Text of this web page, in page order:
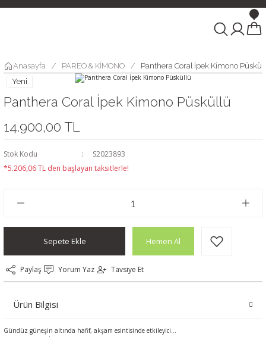
Anasayfa PAREO & KİMONO
Panthera Coral İpek Kimono
Yeni
Panthera Coral İpek Kimono Püsküllü
14.900,00 TL
Stok Kodu
S2023893
*5.206,06 TL den başlayan taksitlerle!
Sepete Ekle Hemen Al
Yorum Yaz Tavsiye Et
Paylaş
Ürün Bilgisi
Gündüz güneşin altında hafif, akşam esintisinde etkileyici…